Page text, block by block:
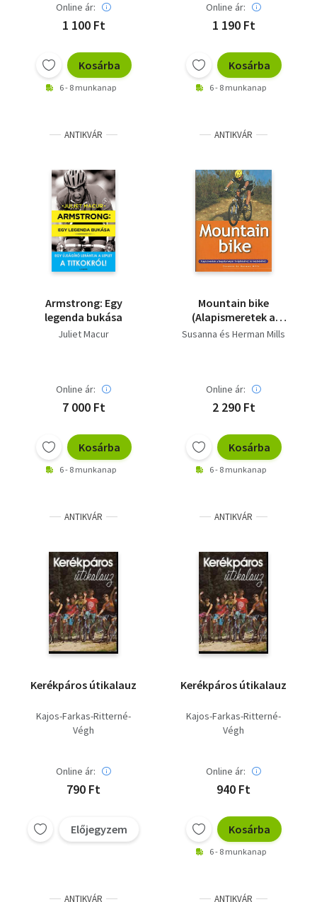
Online ár:
1 100 Ft
Kosárba
6 - 8 munkanap
Online ár:
1 190 Ft
Kosárba
6 - 8 munkanap
ANTIKVÁR
Armstrong: Egy
legenda bukása
Juliet Macur
Online ár:
7 000 Ft
Kosárba
6 - 8 munkanap
ANTIKVÁR
Mountain bike
(Alapismeretek a
hegyikerékpár
Susanna és Herman Mills
Online ár:
2 290 Ft
Kosárba
6 - 8 munkanap
ANTIKVÁR
Kerékpáros útikalauz
Kajos-Farkas-Ritterné-
Végh
Online ár:
790 Ft
Előjegyzem
ANTIKVÁR
Kerékpáros útikalauz
Kajos-Farkas-Ritterné-
Végh
Online ár:
940 Ft
Kosárba
6 - 8 munkanap
ANTIKVÁR ANTIKVÁR